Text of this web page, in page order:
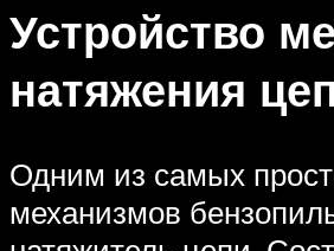
Устройство
натяжения
Одним из самых
механизмов